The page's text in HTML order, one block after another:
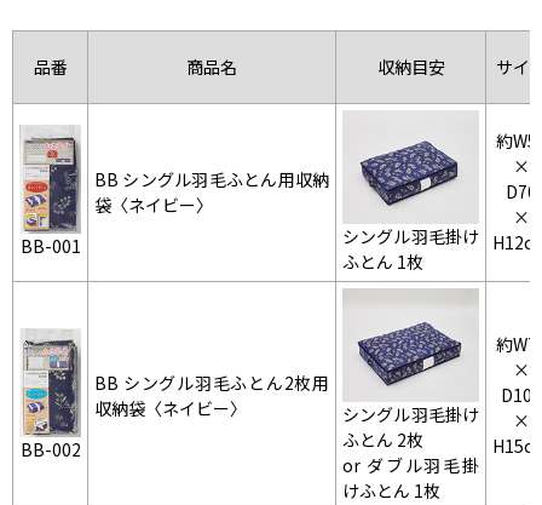
品番 商品名 収納目安 サイ
BB-001
BB シングル羽毛ふとん用収納
袋〈ネイビー〉
シングル羽毛掛け
ふとん 1枚
約
×
D70
×
BB-002
BB シングル羽毛ふとん2枚用
収納袋〈ネイビー〉
シングル羽毛掛け
ふとん 2枚
or ダブル羽毛掛
けふとん 1枚
約
×
D100
×